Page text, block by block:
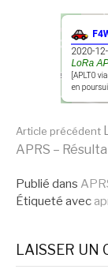
Lire
la
Article précédent
APRS –
Publié dans
Étiqueté avec
LAISSER UN